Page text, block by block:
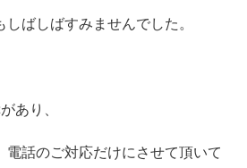
ばしばすみませんでした。
あり、
電話のご対応だけにさせて頂いて